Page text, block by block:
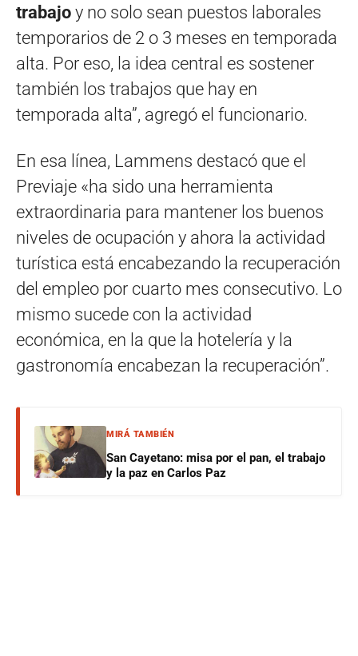
trabajo y no solo sean puestos laborales
temporarios de 2 o 3 meses en temporada
alta. Por eso, la idea central es sostener
también los trabajos que hay en
temporada alta”, agregó el funcionario.
En esa línea, Lammens destacó que el
Previaje «ha sido una herramienta
extraordinaria para mantener los buenos
niveles de ocupación y ahora la actividad
turística está encabezando la recuperación
del empleo por cuarto mes consecutivo. Lo
mismo sucede con la actividad
económica, en la que la hotelería y la
gastronomía encabezan la recuperación”.
MIRÁ TAMBIÉN
San Cayetano: misa por el pan, el trabajo
y la paz en Carlos Paz